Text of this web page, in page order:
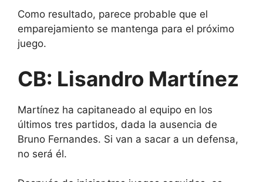
Como resultado, parece probable que el
emparejamiento se mantenga para el próximo
juego.
CB: Lisandro Martínez
Martínez ha capitaneado al equipo en los
últimos tres partidos, dada la ausencia de
Bruno Fernandes. Si van a sacar a un defensa,
no será él.